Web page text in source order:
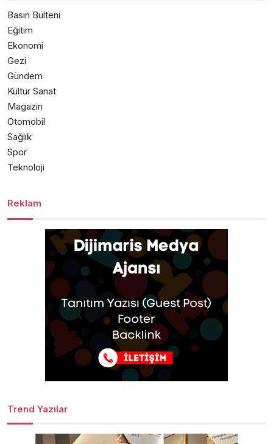
Basın Bülteni
Eğitim
Ekonomi
Gezi
Gündem
Kültür Sanat
Magazin
Otomobil
Sağlık
Spor
Teknoloji
Reklam
Trend Yazılar